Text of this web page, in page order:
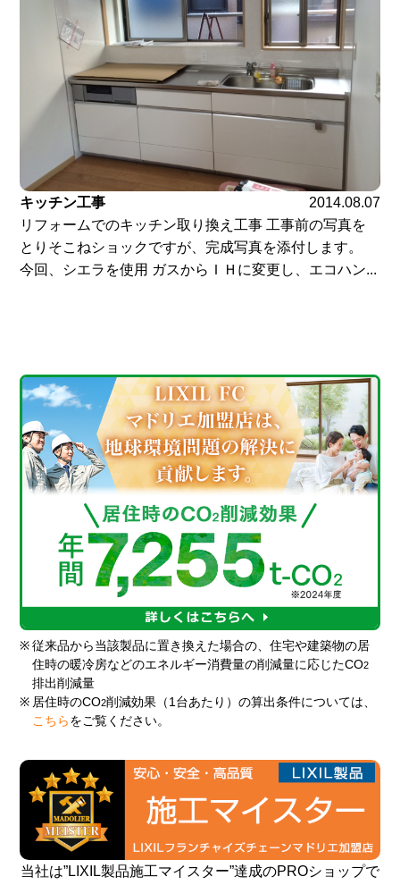
キッチン工事
2014.08.07
リフォームでのキッチン取り換え工事 工事前の写真を
とりそこねショックですが、完成写真を添付します。
今回、シエラを使用 ガスからＩＨに変更し、エコハン...
※ 従来品から当該製品に置き換えた場合の、住宅や建築物の居
住時の暖冷房などのエネルギー消費量の削減量に応じたCO2
排出削減量
※ 居住時のCO2削減効果（1台あたり）の算出条件については、
こちら をご覧ください。
当社は”LIXIL製品施工マイスター”達成のPROショップで